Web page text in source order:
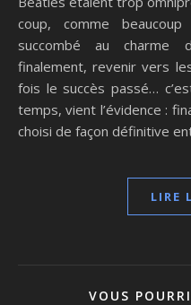
coup, comme
succombé au charme
finalement, revenir vers
fois le succès passé…
temps, vient l’évidence :
choisi de façon définitive
LIRE
VOUS